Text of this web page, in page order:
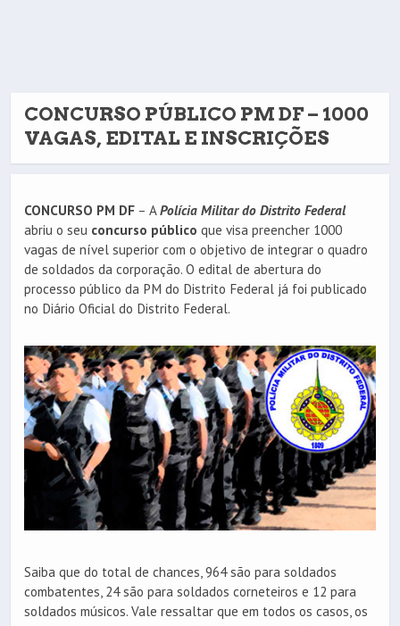
CONCURSO PÚBLICO PM DF – 1000
VAGAS, EDITAL E INSCRIÇÕES
CONCURSO PM DF – APolícia Militar do Distrito Federal
abriu o seu concurso público que visa preencher 1000
vagas de nível superior com o objetivo de integrar o quadro
de soldados da corporação. O edital de abertura do
processo público da PM do Distrito Federal já foi publicado
no Diário Oficial do Distrito Federal.
Saiba que do total de chances, 964 são para soldados
combatentes, 24 são para soldados corneteiros e 12 para
soldados músicos. Vale ressaltar que em todos os casos, os